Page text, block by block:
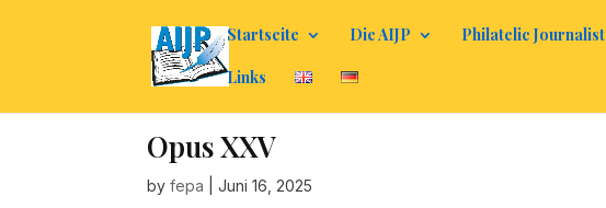
Startseite Die AIJP Philatelic Journalist
Links
Opus XXV
byfepa |Juni 16, 2025